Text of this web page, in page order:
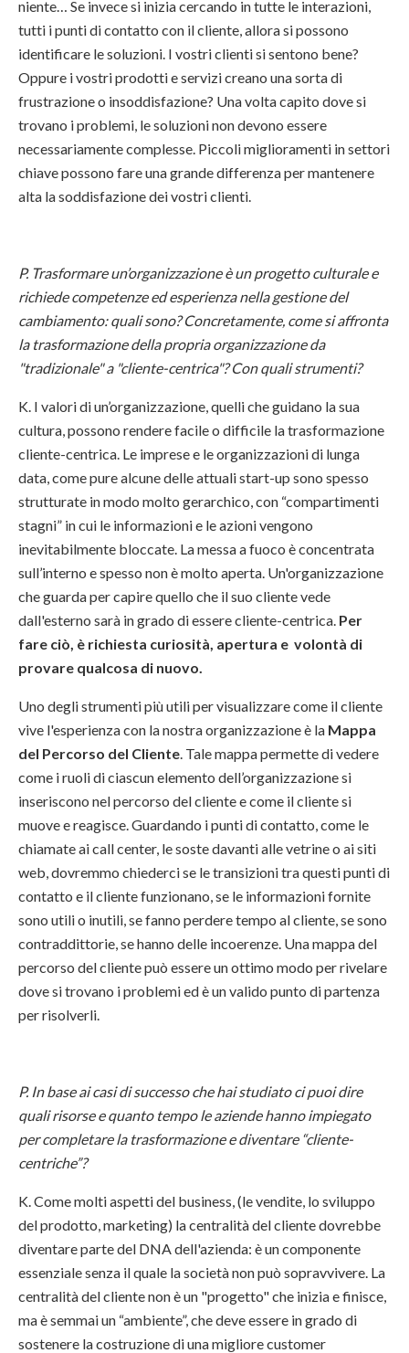
niente… Se invece si inizia cercando in tutte le interazioni,
tutti i punti di contatto con il cliente, allora si possono
identificare le soluzioni. I vostri clienti si sentono bene?
Oppure i vostri prodotti e servizi creano una sorta di
frustrazione o insoddisfazione? Una volta capito dove si
trovano i problemi, le soluzioni non devono essere
necessariamente complesse. Piccoli miglioramenti in settori
chiave possono fare una grande differenza per mantenere
alta la soddisfazione dei vostri clienti.
P. Trasformare un’organizzazione è un progetto culturale e
richiede competenze ed esperienza nella gestione del
cambiamento: quali sono? Concretamente, come si affronta
la trasformazione della propria organizzazione da
"tradizionale" a "cliente-centrica"? Con quali strumenti?
K. I valori di un’organizzazione, quelli che guidano la sua
cultura, possono rendere facile o difficile la trasformazione
cliente-centrica. Le imprese e le organizzazioni di lunga
data, come pure alcune delle attuali start-up sono spesso
strutturate in modo molto gerarchico, con “compartimenti
stagni” in cui le informazioni e le azioni vengono
inevitabilmente bloccate. La messa a fuoco è concentrata
sull’interno e spesso non è molto aperta. Un'organizzazione
che guarda per capire quello che il suo cliente vede
dall'esterno sarà in grado di essere cliente-centrica. Per
fare ciò, è richiesta curiosità, apertura e volontà di
provare qualcosa di nuovo.
Uno degli strumenti più utili per visualizzare come il cliente
vive l'esperienza con la nostra organizzazione è la Mappa
del Percorso del Cliente . Tale mappa permette di vedere
come i ruoli di ciascun elemento dell’organizzazione si
inseriscono nel percorso del cliente e come il cliente si
muove e reagisce. Guardando i punti di contatto, come le
chiamate ai call center, le soste davanti alle vetrine o ai siti
web, dovremmo chiederci se le transizioni tra questi punti di
contatto e il cliente funzionano, se le informazioni fornite
sono utili o inutili, se fanno perdere tempo al cliente, se sono
contraddittorie, se hanno delle incoerenze. Una mappa del
percorso del cliente può essere un ottimo modo per rivelare
dove si trovano i problemi ed è un valido punto di partenza
per risolverli.
P. In base ai casi di successo che hai studiato ci puoi dire
quali risorse e quanto tempo le aziende hanno impiegato
per completare la trasformazione e diventare “cliente-
centriche”?
K. Come molti aspetti del business, (le vendite, lo sviluppo
del prodotto, marketing) la centralità del cliente dovrebbe
diventare parte del DNA dell'azienda: è un componente
essenziale senza il quale la società non può sopravvivere. La
centralità del cliente non è un "progetto" che inizia e finisce,
ma è semmai un “ambiente”, che deve essere in grado di
sostenere la costruzione di una migliore customer